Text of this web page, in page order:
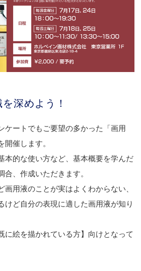
深めよう！
ケートでもご要望の多かった「画用
催します。
本的な使い方など、基本概要を学んだ
、作成いただきます。
画用液のことが実はよくわからない、
けど自分の表現に適した画用液が知り
に絵を描かれている方】向けとなって